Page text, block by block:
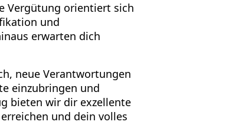
Vergütung orientiert sich
und
erwarten dich
neue Verantwortungen
einzubringen und
bieten wir dir exzellente
und dein volles